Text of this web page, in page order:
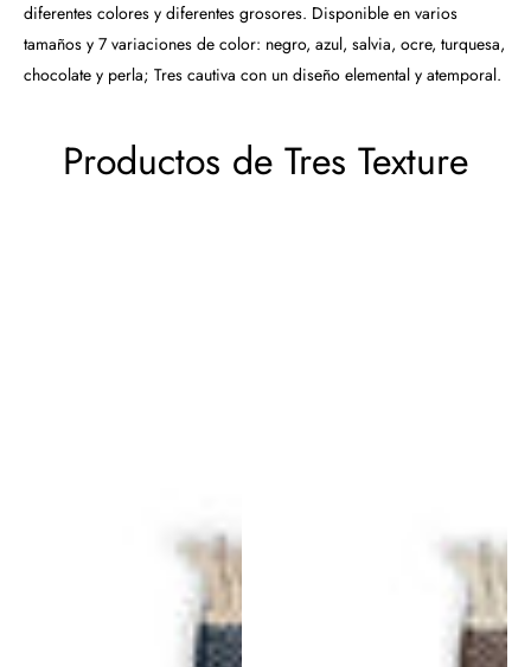
diferentes colores y diferentes grosores. Disponible en varios
tamaños y 7 variaciones de color: negro, azul, salvia, ocre, turquesa,
chocolate y perla; Tres cautiva con un diseño elemental y atemporal.
Productos de Tres Texture